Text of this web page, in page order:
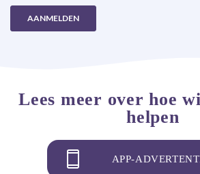
Lees meer over hoe
helpen
APP-